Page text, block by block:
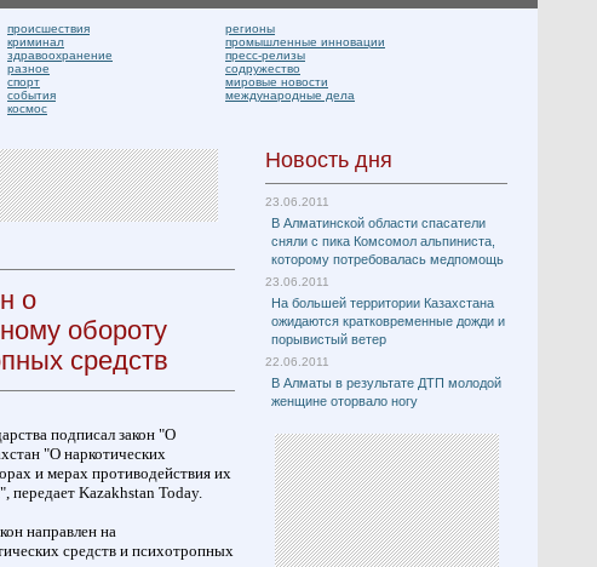
происшествия
криминал
здравоохранение
разное
спорт
события
космос
регионы
промышленные инновации
пресс-релизы
содружество
мировые новости
международные дела
о
обороту
средств
подписал закон "О
"О наркотических
и мерах противодействия их
передает Kazakhstan Today.
направлен на
средств и психотропных
Новость дня
23.06.2011
В Алматинской области спасатели
сняли с пика Комсомол альпиниста,
которому потребовалась медпомощь
23.06.2011
На большей территории Казахстана
ожидаются кратковременные дожди и
порывистый ветер
22.06.2011
В Алматы в результате ДТП молодой
женщине оторвало ногу